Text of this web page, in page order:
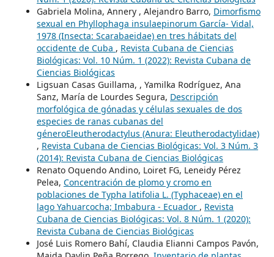
Gabriela Molina, Annery , Alejandro Barro, Dimorfismo
sexual en Phyllophaga insulaepinorum García- Vidal,
1978 (Insecta: Scarabaeidae) en tres hábitats del
occidente de Cuba , Revista Cubana de Ciencias
Biológicas: Vol. 10 Núm. 1 (2022): Revista Cubana de
Ciencias Biológicas
Ligsuan Casas Guillama, , Yamilka Rodríguez, Ana
Sanz, María de Lourdes Segura, Descripción
morfológica de gónadas y células sexuales de dos
especies de ranas cubanas del
géneroEleutherodactylus (Anura: Eleutherodactylidae)
, Revista Cubana de Ciencias Biológicas: Vol. 3 Núm. 3
(2014): Revista Cubana de Ciencias Biológicas
Renato Oquendo Andino, Loiret FG, Leneidy Pérez
Pelea, Concentración de plomo y cromo en
poblaciones de Typha latifolia L. (Typhaceae) en el
lago Yahuarcocha; Imbabura - Ecuador , Revista
Cubana de Ciencias Biológicas: Vol. 8 Núm. 1 (2020):
Revista Cubana de Ciencias Biológicas
José Luis Romero Bahí, Claudia Elianni Campos Pavón,